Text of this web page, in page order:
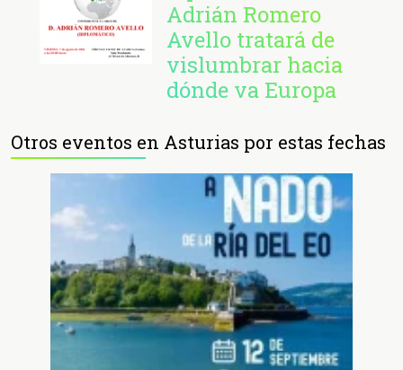
Adrián Romero
Avello tratará de
vislumbrar hacia
dónde va Europa
Otros eventos en Asturias por estas fechas